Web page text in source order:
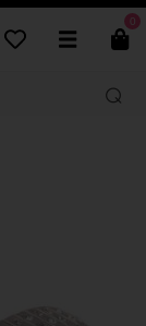
0